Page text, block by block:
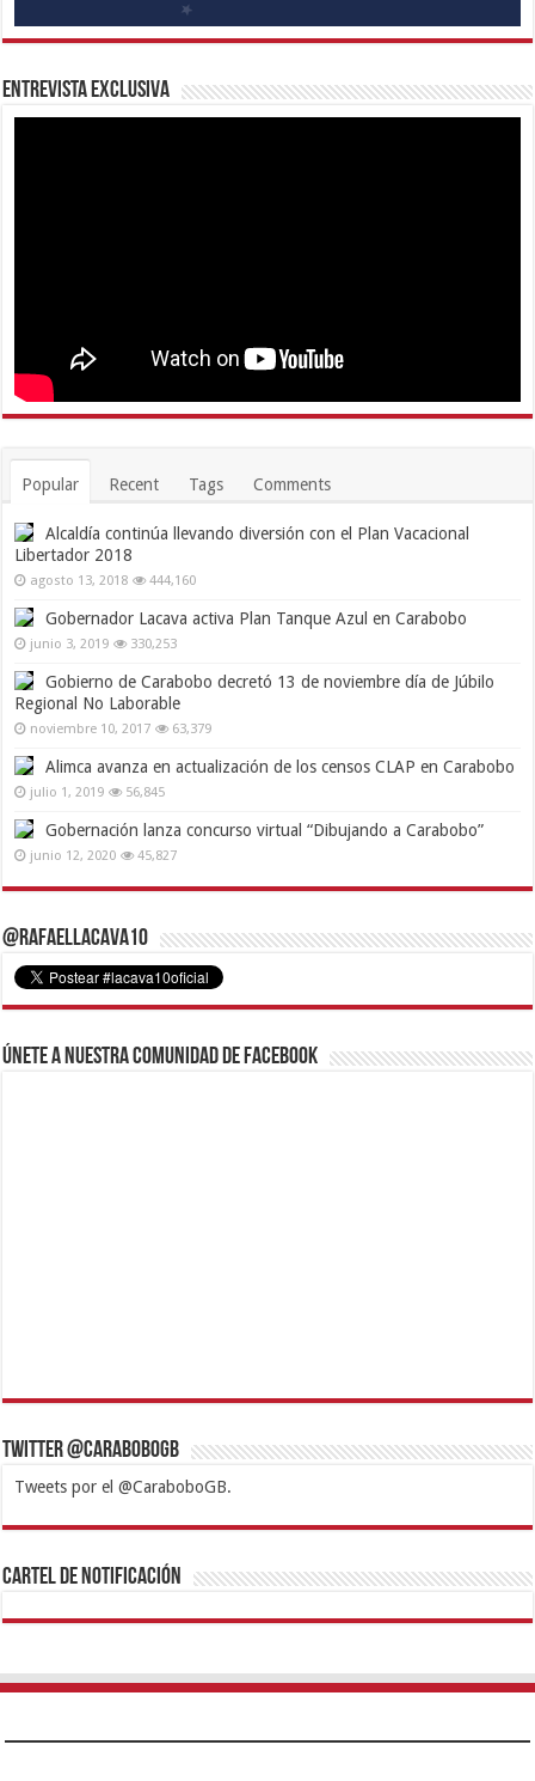
Entrevista Exclusiva
Popular Recent Tags Comments
Alcaldía continúa llevando diversión con el Plan Vacacional
Libertador 2018
agosto 13, 2018 444,160
Gobernador Lacava activa Plan Tanque Azul en Carabobo
junio 3, 2019 330,253
Gobierno de Carabobo decretó 13 de noviembre día de Júbilo
Regional No Laborable
noviembre 10, 2017 63,379
Alimca avanza en actualización de los censos CLAP en Carabobo
julio 1, 2019 56,845
Gobernación lanza concurso virtual “Dibujando a Carabobo”
junio 12, 2020 45,827
@RafaelLacava10
Únete a nuestra comunidad de Facebook
Twitter @CaraboboGB
Tweets por el @CaraboboGB.
1xbetBetturkeyBetistKralbetSupertotobetTipobetMatadorbetMariobet
https://mvbcasino.com/
Cartel de Notificación